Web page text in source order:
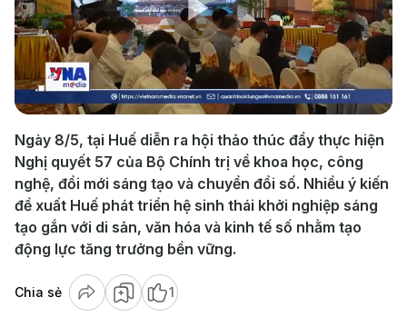
Play
Video
Ngày 8/5, tại Huế diễn ra hội thảo thúc đẩy thực hiện
Nghị quyết 57 của Bộ Chính trị về khoa học, công
nghệ, đổi mới sáng tạo và chuyển đổi số. Nhiều ý kiến
đề xuất Huế phát triển hệ sinh thái khởi nghiệp sáng
tạo gắn với di sản, văn hóa và kinh tế số nhằm tạo
động lực tăng trưởng bền vững.
Chia sẻ 1